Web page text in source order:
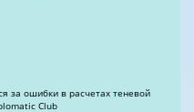
за ошибки в расчетах теневой
в Латвии » Views: 51903 Diplomatic Club